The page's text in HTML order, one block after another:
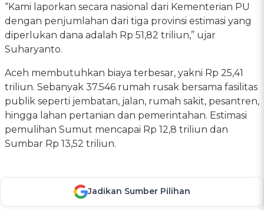
“Kami laporkan secara nasional dari Kementerian PU
dengan penjumlahan dari tiga provinsi estimasi yang
diperlukan dana adalah Rp 51,82 triliun,” ujar
Suharyanto.
Aceh membutuhkan biaya terbesar, yakni Rp 25,41
triliun. Sebanyak 37.546 rumah rusak bersama fasilitas
publik seperti jembatan, jalan, rumah sakit, pesantren,
hingga lahan pertanian dan pemerintahan. Estimasi
pemulihan Sumut mencapai Rp 12,8 triliun dan
Sumbar Rp 13,52 triliun.
Jadikan Sumber Pilihan